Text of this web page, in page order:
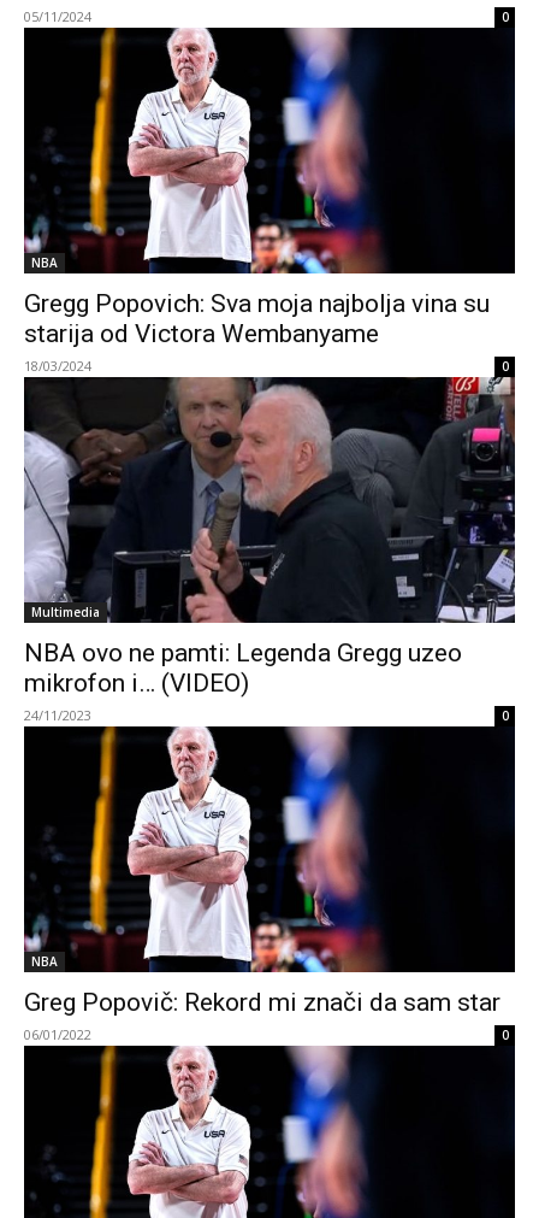
05/11/2024 0
NBA
Gregg Popovich: Sva moja najbolja vina su
starija od Victora Wembanyame
18/03/2024 0
Multimedia
NBA ovo ne pamti: Legenda Gregg uzeo
mikrofon i… (VIDEO)
24/11/2023 0
NBA
Greg Popovič: Rekord mi znači da sam star
06/01/2022 0